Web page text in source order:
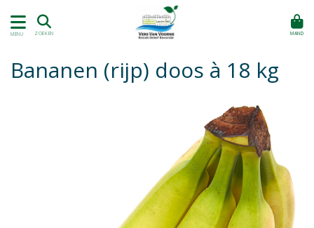
MENU ZOEKEN MAND
Bananen (rijp) doos à 18 kg